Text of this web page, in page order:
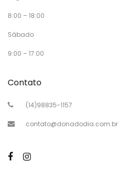
8:00 – 18:00
Sábado
9:00 – 17:00
Contato
(14)98835-1157
contato@donadodia.com.br